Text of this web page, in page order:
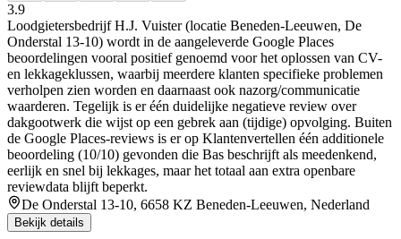
3.9
Loodgietersbedrijf H.J. Vuister (locatie Beneden-Leeuwen, De
Onderstal 13-10) wordt in de aangeleverde Google Places
beoordelingen vooral positief genoemd voor het oplossen van CV-
en lekkageklussen, waarbij meerdere klanten specifieke problemen
verholpen zien worden en daarnaast ook nazorg/communicatie
waarderen. Tegelijk is er één duidelijke negatieve review over
dakgootwerk die wijst op een gebrek aan (tijdige) opvolging. Buiten
de Google Places-reviews is er op Klantenvertellen één additionele
beoordeling (10/10) gevonden die Bas beschrijft als meedenkend,
eerlijk en snel bij lekkages, maar het totaal aan extra openbare
reviewdata blijft beperkt.
De Onderstal 13-10, 6658 KZ Beneden-Leeuwen, Nederland
Bekijk details